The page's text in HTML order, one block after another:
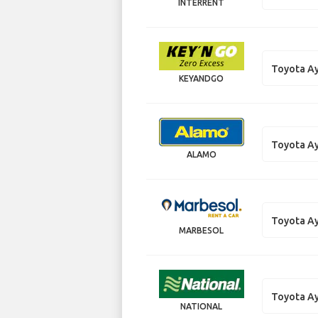
INTERRENT
KEYANDGO
Toyota
ALAMO
Toyota
MARBESOL
Toyota
NATIONAL
Toyota